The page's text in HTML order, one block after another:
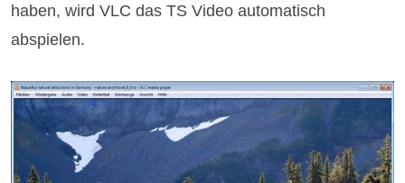
haben, wird VLC das TS Video automatisch
abspielen.